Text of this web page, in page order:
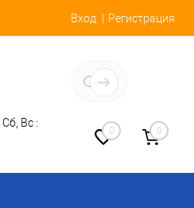
Вход Регистрация
Сб, Вс :
0 0